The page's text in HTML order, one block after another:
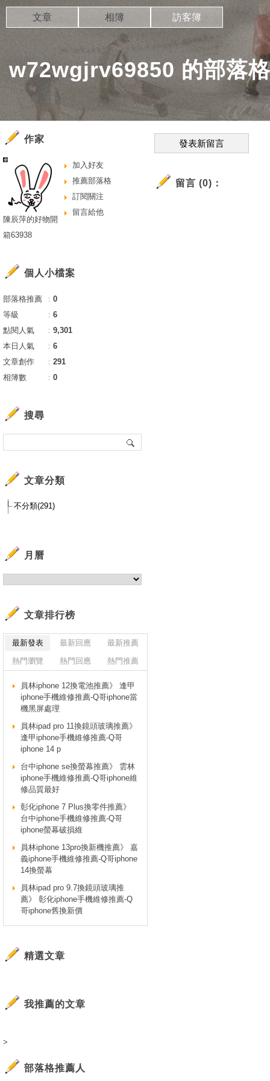
w72wgjrv69850 的部落格
文章 相簿 訪客簿
發表新留言
留言 (0)：
作家
加入好友
推薦部落格
訂閱關注
留言給他
陳辰萍的好物開
箱63938
個人小檔案
部落格推薦 ： 0
等級
： 6
點閱人氣
： 9,301
本日人氣
： 6
文章創作
： 291
相簿數
： 0
搜尋
文章分類
不分類(291)
月曆
文章排行榜
最新發表 最新回應
最新推薦
熱門瀏覽
熱門回應 熱門推薦
員林iphone 12換電池推薦》 逢甲
iphone手機維修推薦-Q哥iphone當
機黑屏處理
員林ipad pro 11換鏡頭玻璃推薦》
逢甲iphone手機維修推薦-Q哥
iphone 14 p
台中iphone se換螢幕推薦》 雲林
iphone手機維修推薦-Q哥iphone維
修品質最好
彰化iphone 7 Plus換零件推薦》
台中iphone手機維修推薦-Q哥
iphone螢幕破損維
員林iphone 13pro換新機推薦》 嘉
義iphone手機維修推薦-Q哥iphone
14換螢幕
員林ipad pro 9.7換鏡頭玻璃推
薦》 彰化iphone手機維修推薦-Q
哥iphone舊換新價
精選文章
我推薦的文章
>
部落格推薦人